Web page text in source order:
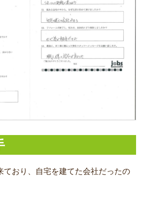
ており、自宅を建てた会社だったの